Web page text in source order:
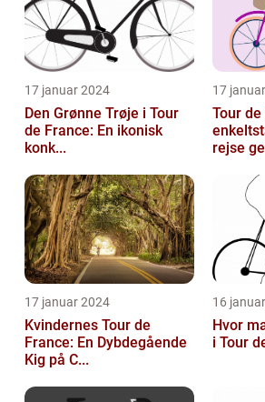
17 januar 2024
Den Grønne Trøje i Tour
de France: En ikonisk
konk...
17
Tour
rejse
17 januar 2024
Kvindernes Tour de
France: En Dybdegående
Kig på C...
16
Hvor
i Tour